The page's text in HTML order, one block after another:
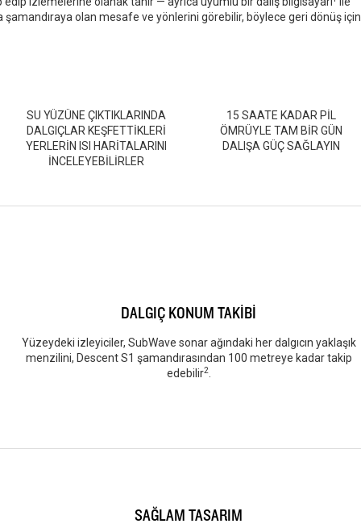
şamandıraya olan mesafe ve yönlerini görebilir, böylece geri dönüş için
SU YÜZÜNE ÇIKTIKLARINDA
DALGIÇLAR KEŞFETTİKLERİ
YERLERİN ISI HARİTALARINI
İNCELEYEBİLİRLER
15 SAATE KADAR PİL
ÖMRÜYLE TAM BİR GÜN
DALIŞA GÜÇ SAĞLAYIN
DALGIÇ KONUM TAKİBİ
Yüzeydeki izleyiciler, SubWave sonar ağındaki her dalgıcın yaklaşık
menzilini, Descent S1 şamandırasından 100 metreye kadar takip
edebilir2.
SAĞLAM TASARIM